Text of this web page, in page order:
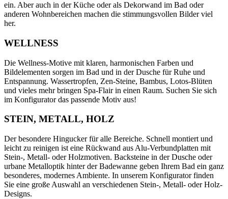
ein. Aber auch in der Küche oder als Dekorwand im Bad oder
anderen Wohnbereichen machen die stimmungsvollen Bilder viel
her.
WELLNESS
Die Wellness-Motive mit klaren, harmonischen Farben und
Bildelementen sorgen im Bad und in der Dusche für Ruhe und
Entspannung. Wassertropfen, Zen-Steine, Bambus, Lotos-Blüten
und vieles mehr bringen Spa-Flair in einen Raum. Suchen Sie sich
im Konfigurator das passende Motiv aus!
STEIN, METALL, HOLZ
Der besondere Hingucker für alle Bereiche. Schnell montiert und
leicht zu reinigen ist eine Rückwand aus Alu-Verbundplatten mit
Stein-, Metall- oder Holzmotiven. Backsteine in der Dusche oder
urbane Metalloptik hinter der Badewanne geben Ihrem Bad ein ganz
besonderes, modernes Ambiente. In unserem Konfigurator finden
Sie eine große Auswahl an verschiedenen Stein-, Metall- oder Holz-
Designs.